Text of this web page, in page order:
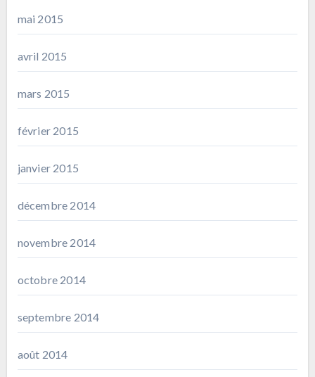
mai 2015
avril 2015
mars 2015
février 2015
janvier 2015
décembre 2014
novembre 2014
octobre 2014
septembre 2014
août 2014